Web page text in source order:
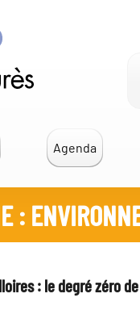
Agenda
:
: le degré zéro